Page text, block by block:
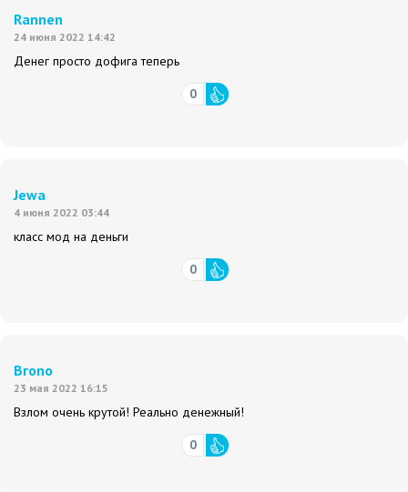
Rannen
24 июня 2022 14:42
Денег просто дофига теперь
0
Jewa
4 июня 2022 03:44
класс мод на деньги
0
Brono
23 мая 2022 16:15
Взлом очень крутой! Реально денежный!
0